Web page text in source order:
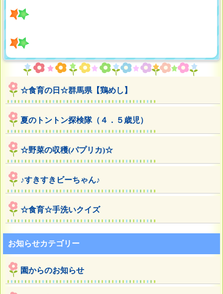
☆食育の日☆群馬県【鶏めし】
夏のトントン探検隊（４．５歳児）
☆野菜の収穫(パプリカ)☆
♪すきすきビーちゃん♪
☆食育☆手洗いクイズ
お知らせカテゴリー
園からのお知らせ